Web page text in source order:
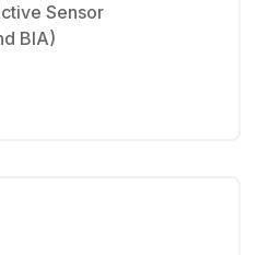
Sensor
BIA)